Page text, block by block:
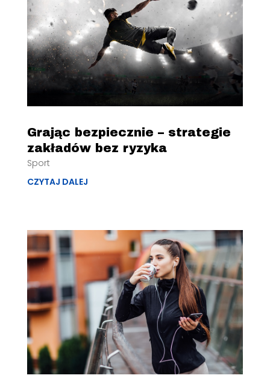
Grając bezpiecznie – strategie
zakładów bez ryzyka
Sport
CZYTAJ DALEJ